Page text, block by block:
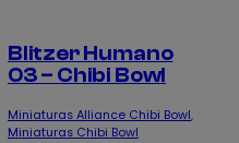
Blitzer Humano
03 – Chibi Bowl
Miniaturas Alliance Chibi Bowl
Miniaturas Chibi Bowl